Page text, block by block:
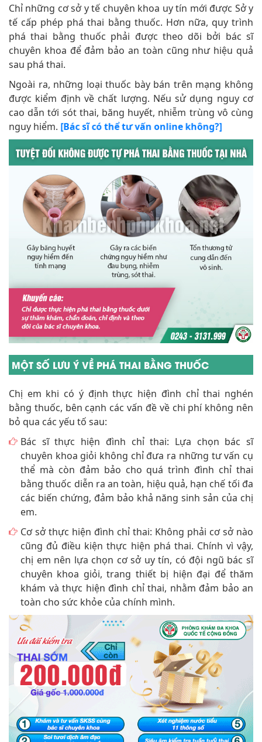
Chỉ những cơ sở y tế chuyên khoa uy tín mới được Sở y
tế cấp phép phá thai bằng thuốc. Hơn nữa, quy trình
phá thai bằng thuốc phải được theo dõi bởi bác sĩ
chuyên khoa để đảm bảo an toàn cũng như hiệu quả
sau phá thai.
Ngoài ra, những loại thuốc bày bán trên mạng không
được kiểm định về chất lượng. Nếu sử dụng nguy cơ
cao dẫn tới sót thai, băng huyết, nhiễm trùng vô cùng
nguy hiểm. [Bác sĩ có thể tư vấn online không?]
MỘT SỐ LƯU Ý VỀ PHÁ THAI BẰNG THUỐC
Chị em khi có ý định thực hiện đình chỉ thai nghén
bằng thuốc, bên cạnh các vấn đề về chi phí không nên
bỏ qua các yếu tố sau:
Bác sĩ thực hiện đình chỉ thai: Lựa chọn bác sĩ
chuyên khoa giỏi không chỉ đưa ra những tư vấn cụ
thể mà còn đảm bảo cho quá trình đình chỉ thai
bằng thuốc diễn ra an toàn, hiệu quả, hạn chế tối đa
các biến chứng, đảm bảo khả năng sinh sản của chị
em.
Cơ sở thực hiện đình chỉ thai: Không phải cơ sở nào
cũng đủ điều kiện thực hiện phá thai. Chính vì vậy,
chị em nên lựa chọn cơ sở uy tín, có đội ngũ bác sĩ
chuyên khoa giỏi, trang thiết bị hiện đại để thăm
khám và thực hiện đình chỉ thai, nhằm đảm bảo an
toàn cho sức khỏe của chính mình.